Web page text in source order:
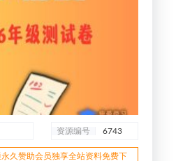
资源编号 6743
久赞助会员独享全站资料免费下